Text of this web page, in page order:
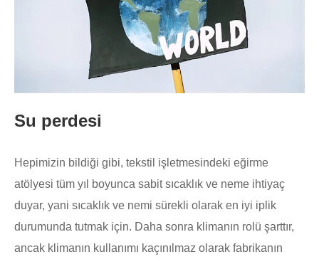
Su perdesi
Hepimizin bildiği gibi, tekstil işletmesindeki eğirme
atölyesi tüm yıl boyunca sabit sıcaklık ve neme ihtiyaç
duyar, yani sıcaklık ve nemi sürekli olarak en iyi iplik
durumunda tutmak için. Daha sonra klimanın rolü şarttır,
ancak klimanın kullanımı kaçınılmaz olarak fabrikanın